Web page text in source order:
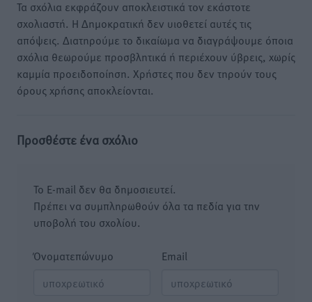
Τα σχόλια εκφράζουν αποκλειστικά τον εκάστοτε
σχολιαστή. Η Δημοκρατική δεν υιοθετεί αυτές τις
απόψεις. Διατηρούμε το δικαίωμα να διαγράψουμε όποια
σχόλια θεωρούμε προσβλητικά ή περιέχουν ύβρεις, χωρίς
καμμία προειδοποίηση. Χρήστες που δεν τηρούν τους
όρους χρήσης αποκλείονται.
Προσθέστε ένα σχόλιο
Το E-mail δεν θα δημοσιευτεί.
Πρέπει να συμπληρωθούν όλα τα πεδία για την
υποβολή του σχολίου.
Όνοματεπώνυμο Email